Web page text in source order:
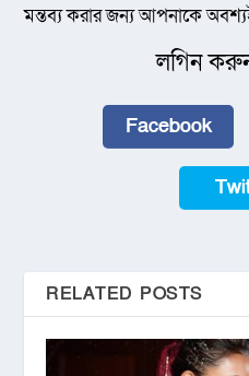
মন্তব্য করার জন্য আপনাকে
লগিন
Facebook
RELATED POSTS